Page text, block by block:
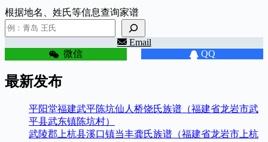
根据地名、姓氏等信息查询家谱
Email
微信 QQ
最新发布
平阳堂福建武平陈坑仙人桥饶氏族谱（福建省龙岩市武
平县武东镇陈坑村）
武陵郡上杭县溪口镇当丰龚氏族谱（福建省龙岩市上杭